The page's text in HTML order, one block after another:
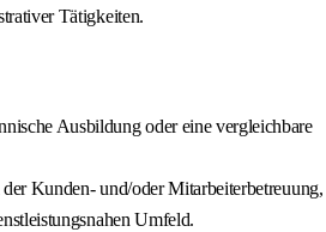
Tätigkeiten.
Ausbildung oder eine vergleichbare
Kunden‑ und/oder Mitarbeiterbetreuung,
Umfeld.